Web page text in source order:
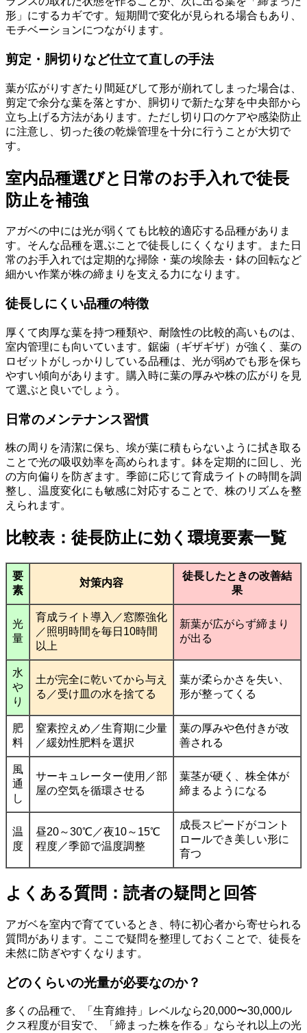
形」にするカギです。短期間で変化が見られる場合もあり、
モチベーションにつながります。
剪定・胴切りなど仕立て直しの手法
葉が広がりすぎたり間延びして形が崩れてしまった場合は、
剪定で余分な葉を落とすか、胴切りで新たな芽を中央部から
立ち上げる方法があります。ただし切り口のケアや感染防止
に注意し、切った後の乾燥管理を十分に行うことが大切で
す。
室内品種選びと日常のお手入れで徒長
防止を補強
アガベの中には光が弱くても比較的適応する品種がありま
す。そんな品種を選ぶことで徒長しにくくなります。また日
常のお手入れでは定期的な掃除・葉の埃除去・鉢の回転など
細かい作業が株の締まりを支える力になります。
徒長しにくい品種の特徴
厚くて肉厚な葉を持つ種類や、耐陰性の比較的高いものは、
室内管理にも向いています。鋸歯（ギザギザ）が強く、葉の
ロゼットがしっかりしている品種は、光が弱めでも形を保ち
やすい傾向があります。購入時に葉の厚みや株の広がりを見
て選ぶと良いでしょう。
日常のメンテナンス習慣
株の周りを清潔に保ち、埃が葉に積もらないように拭き取る
ことで光の吸収効率を高められます。鉢を定期的に回し、光
の方向偏りを防ぎます。季節に応じて育成ライトの時間を調
整し、温度変化にも敏感に対応することで、株のリズムを整
えられます。
比較表：徒長防止に効く環境要素一覧
要
素
対策内容
徒長したときの改善結
果
光
量
育成ライト導入／窓際強化
／照明時間を毎日10時間
以上
新葉が広がらず締まり
が出る
水
や
り
土が完全に乾いてから与え
る／受け皿の水を捨てる
葉が柔らかさを失い、
形が整ってくる
肥
料
窒素控えめ／生育期に少量
／緩効性肥料を選択
葉の厚みや色付きが改
善される
風
通
し
サーキュレーター使用／部
屋の空気を循環させる
葉茎が硬く、株全体が
締まるようになる
温
度
昼20～30℃／夜10～15℃
程度／季節で温度調整
成長スピードがコント
ロールでき美しい形に
育つ
よくある質問：読者の疑問と回答
アガベを室内で育てているとき、特に初心者から寄せられる
質問があります。ここで疑問を整理しておくことで、徒長を
未然に防ぎやすくなります。
どのくらいの光量が必要なのか？
多くの品種で、「生育維持」レベルなら20,000〜30,000ル
クス程度が目安で、「締まった株を作る」ならそれ以上の光